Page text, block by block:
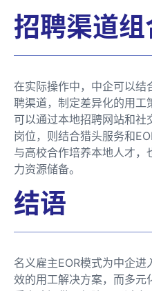
招聘渠道
在实际操作中，中企可以结
聘渠道，制定差异化的用工
可以通过本地招聘网站和
岗位，则结合猎头服务和
与高校合作培养本地人才，
力资源储备。
结语
名义雇主EOR模式为中企
效的用工解决方案，而多